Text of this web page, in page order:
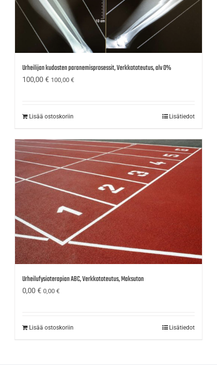
Urheilijan kudosten paranemisprosessit, Verkkototeutus, alv 0%
100,00 € 100,00 €
Lisää ostoskoriin Lisätiedot
Urheilufysioterapian ABC, Verkkototeutus, Maksuton
0,00 € 0,00 €
Lisää ostoskoriin Lisätiedot